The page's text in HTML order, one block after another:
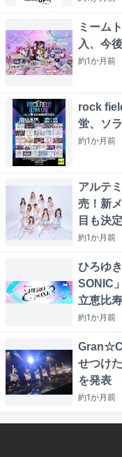
ミーム
入、今
約1か月前
rock
蛍、ソ
約1か月前
アルテ
売！新
目も決定
約1か月前
ひろゆ
SONIC
立恵比
約1か月前
せつけ
を発表
約1か月前